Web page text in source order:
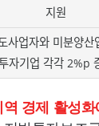
지원
사업자와 미분양산
자기업 각각 2%p
경제 활성